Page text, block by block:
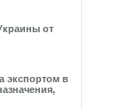
от
экспортом в